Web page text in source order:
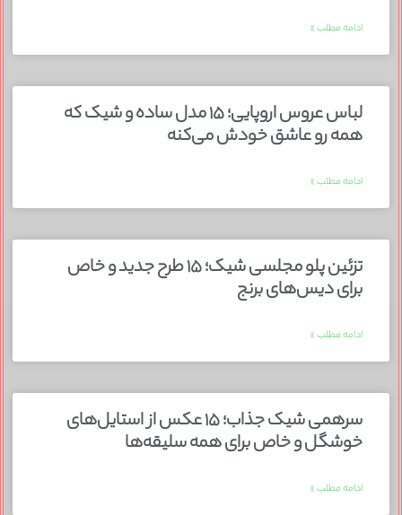
ادامه مطلب »
لباس عروس اروپایی؛ ۱۵ مدل ساده و شیک که
همه رو عاشق خودش می‌کنه
ادامه مطلب »
تزئین پلو مجلسی شیک؛ ۱۵ طرح جدید و خاص
برای دیس‌های برنج
ادامه مطلب »
سرهمی شیک جذاب؛ ۱۵ عکس از استایل‌های
خوشگل و خاص برای همه سلیقه‌ها
ادامه مطلب »